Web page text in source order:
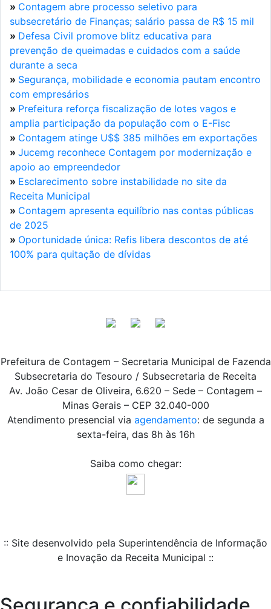
» Contagem abre processo seletivo para
subsecretário de Finanças; salário passa de R$ 15 mil
» Defesa Civil promove blitz educativa para
prevenção de queimadas e cuidados com a saúde
durante a seca
» Segurança, mobilidade e economia pautam encontro
com empresários
» Prefeitura reforça fiscalização de lotes vagos e
amplia participação da população com o E-Fisc
» Contagem atinge U$$ 385 milhões em exportações
» Jucemg reconhece Contagem por modernização e
apoio ao empreendedor
» Esclarecimento sobre instabilidade no site da
Receita Municipal
» Contagem apresenta equilíbrio nas contas públicas
de 2025
» Oportunidade única: Refis libera descontos de até
100% para quitação de dívidas
Prefeitura de Contagem – Secretaria Municipal de Fazenda
Subsecretaria do Tesouro / Subsecretaria de Receita
Av. João Cesar de Oliveira, 6.620 – Sede – Contagem –
Minas Gerais – CEP 32.040-000
Atendimento presencial via agendamento: de segunda a
sexta-feira, das 8h às 16h
Saiba como chegar:
:: Site desenvolvido pela Superintendência de Informação
e Inovação da Receita Municipal ::